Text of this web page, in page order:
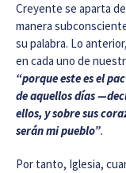
Creyente se aparta
manera
su palabra. Lo
en cada uno de
“porque este es el
de aquellos días
ellos, y sobre sus
serán mi pueblo”.
Por tanto, Iglesia,